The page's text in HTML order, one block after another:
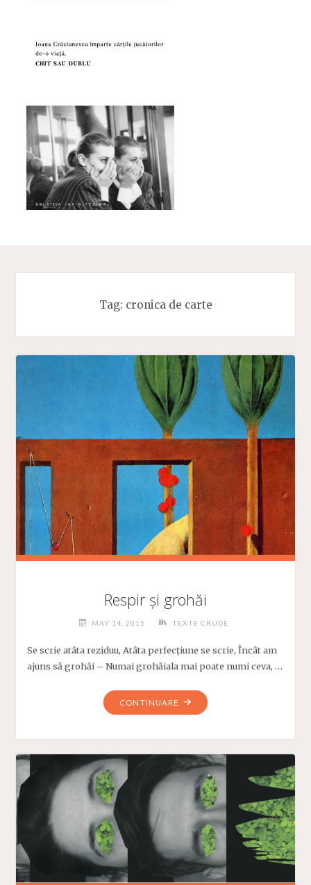
Tag: cronica de carte
Respir și grohăi
MAY 14, 2015 TEXTE CRUDE
Se scrie atâta reziduu, Atâta perfecțiune se scrie, Încât am
ajuns să grohăi – Numai grohăiala mai poate numi ceva, …
CONTINUARE
"RESPIR
ȘI